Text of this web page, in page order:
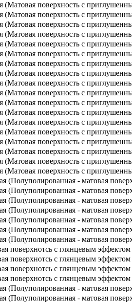
(Матовая поверхность с
(Матовая поверхность с
(Матовая поверхность с
(Матовая поверхность с
(Матовая поверхность с
(Матовая поверхность с
(Матовая поверхность с
(Матовая поверхность с
(Матовая поверхность с
(Матовая поверхность с
(Матовая поверхность с
(Матовая поверхность с
(Матовая поверхность с
(Матовая поверхность с
(Матовая поверхность с
(Матовая поверхность с
(Матовая поверхность с
(Матовая поверхность с
(Полуполированная - матовая
(Полуполированная - матовая
(Полуполированная - матовая
(Полуполированная - матовая
(Полуполированная - матовая
(Полуполированная - матовая
(Полуполированная - матовая
поверхнотсь с глянцевым эффектом
поверхнотсь с глянцевым эффектом
поверхнотсь с глянцевым эффектом
поверхнотсь с глянцевым эффектом
(Полуполированная - матовая
(Полуполированная - матовая